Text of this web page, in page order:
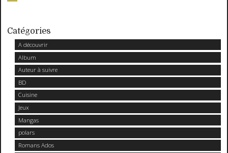
Catégories
A découvrir
Album
Auteur à suivre
BD
Cuisine
Jeux
Mangas
polars
Romans Ados